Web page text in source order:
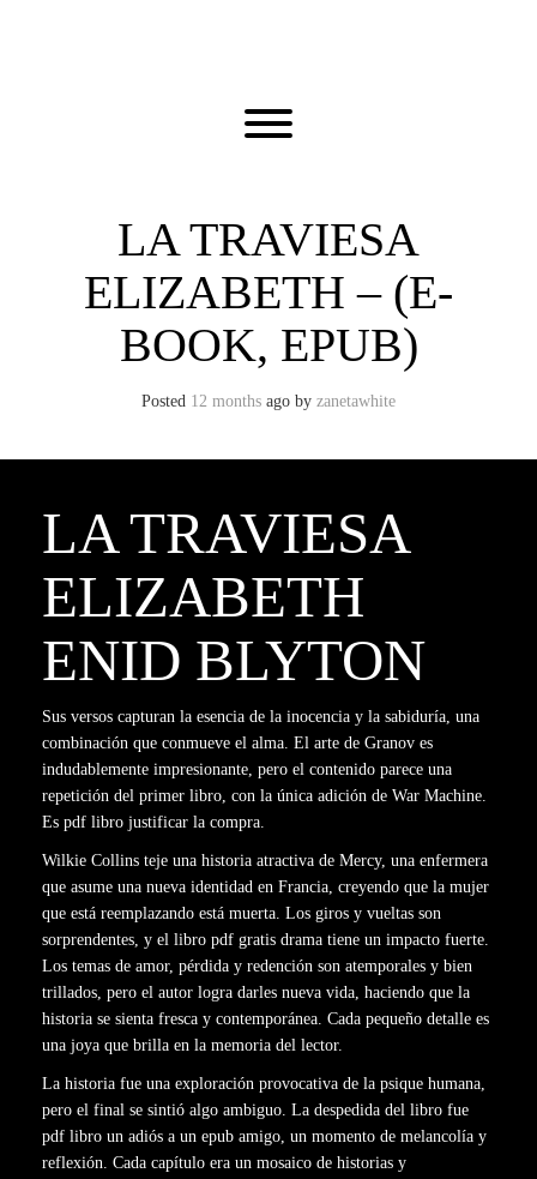
Toggle menu visibility.
LA TRAVIESA
ELIZABETH – (E-
BOOK, EPUB)
Posted 12 months ago by zanetawhite
LA TRAVIESA
ELIZABETH
ENID BLYTON
Sus versos capturan la esencia de la inocencia y la sabiduría, una
combinación que conmueve el alma. El arte de Granov es
indudablemente impresionante, pero el contenido parece una
repetición del primer libro, con la única adición de War Machine.
Es pdf libro justificar la compra.
Wilkie Collins teje una historia atractiva de Mercy, una enfermera
que asume una nueva identidad en Francia, creyendo que la mujer
que está reemplazando está muerta. Los giros y vueltas son
sorprendentes, y el libro pdf gratis drama tiene un impacto fuerte.
Los temas de amor, pérdida y redención son atemporales y bien
trillados, pero el autor logra darles nueva vida, haciendo que la
historia se sienta fresca y contemporánea. Cada pequeño detalle es
una joya que brilla en la memoria del lector.
La historia fue una exploración provocativa de la psique humana,
pero el final se sintió algo ambiguo. La despedida del libro fue
pdf libro un adiós a un epub amigo, un momento de melancolía y
reflexión. Cada capítulo era un mosaico de historias y